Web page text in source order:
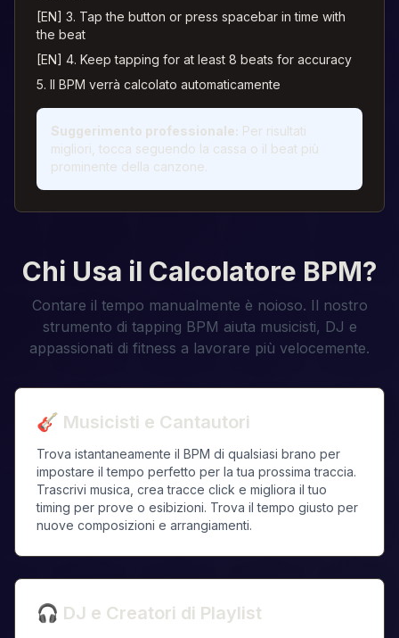
[EN] 3. Tap the button or press spacebar in time with
the beat
[EN] 4. Keep tapping for at least 8 beats for accuracy
5. Il BPM verrà calcolato automaticamente
Suggerimento professionale: Per risultati
migliori, tocca seguendo la cassa o il beat più
prominente della canzone.
Chi Usa il Calcolatore BPM?
Contare il tempo manualmente è noioso. Il nostro
strumento di tapping BPM aiuta musicisti, DJ e
appassionati di fitness a lavorare più velocemente.
🎸 Musicisti e Cantautori
Trova istantaneamente il BPM di qualsiasi brano per
impostare il tempo perfetto per la tua prossima traccia.
Trascrivi musica, crea tracce click e migliora il tuo
timing per prove o esibizioni. Trova il tempo giusto per
nuove composizioni e arrangiamenti.
🎧 DJ e Creatori di Playlist